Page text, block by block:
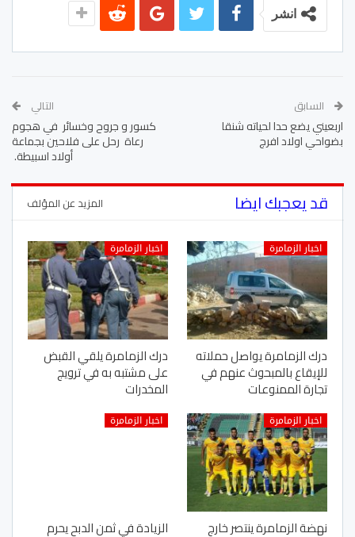
انشر
السابق
اربعيني يضع حدا لحياته شنقا
بضواحي اولاد افرج
التالي
كسور و جروح وخسائر في هجوم
رعاة رحل على فلاحين بجماعة
أولاد اسبيطة.
قد يعجبك ايضا المزيد عن المؤلف
اخبار الزمامرة
درك الزمامرة يواصل حملاته
للإيقاع بالمبحوث عنهم في
تجارة الممنوعات
اخبار الزمامرة
درك الزمامرة يلقي القبض
على مشتبه به في ترويج
المخدرات
اخبار الزمامرة
نهضة الزمامرة ينتصر خارج
اخبار الزمامرة
الزيادة في ثمن الدبح يحرم